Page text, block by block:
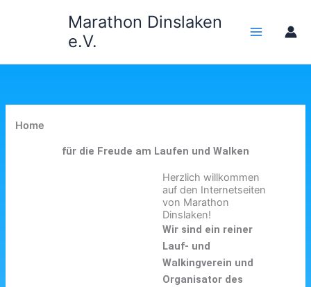
Marathon Dinslaken
e.V.
Home
für die Freude am Laufen und Walken
Herzlich willkommen
auf den Internetseiten
von Marathon
Dinslaken!
Wir sind ein reiner
Lauf- und
Walkingverein und
Organisator des